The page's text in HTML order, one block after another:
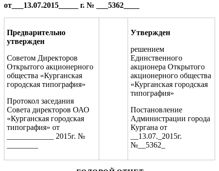
от___ 13.07.2015 _____ г. № _ 5362
Предварительно
утвержден
Советом Директоров
Открытого акционерного
общества «Курганская
городская типография»
Протокол заседания
Совета директоров ОАО
«Курганская городская
типография» от
____________ 2015г. №
Утвержден
решением
Единственного
акционера Открытого
акционерного общества
«Курганская городская
типография»
Постановление
Администрации города
Кургана от
__13.07._2015г.
№__5362_